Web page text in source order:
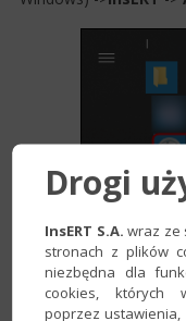
Drogi
InsERT S.A. wraz ze
stronach z plików
niezbędna dla
cookies, których
poprzez